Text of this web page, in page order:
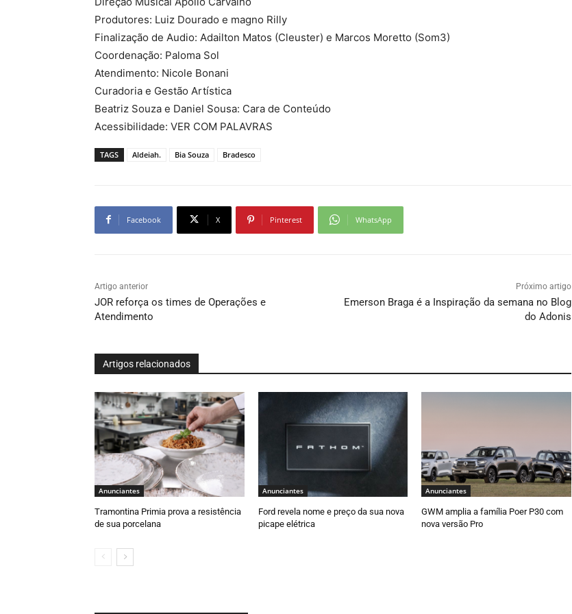
Produtores: Luiz Dourado e magno Rilly
Finalização de Audio: Adailton Matos (Cleuster) e Marcos Moretto (Som3)
Coordenação: Paloma Sol
Atendimento: Nicole Bonani
Curadoria e Gestão Artística
Beatriz Souza e Daniel Sousa: Cara de Conteúdo
Acessibilidade: VER COM PALAVRAS
TAGS Aldeiah. Bia Souza Bradesco
Facebook X Pinterest WhatsApp
Artigo anterior
JOR reforça os times de Operações e
Atendimento
Próximo artigo
Emerson Braga é a Inspiração da semana no Blog
do Adonis
Artigos relacionados
Anunciantes
Tramontina Primia prova a resistência
de sua porcelana
Anunciantes
Ford revela nome e preço da sua nova
picape elétrica
Anunciantes
GWM amplia a família Poer P30 com
nova versão Pro